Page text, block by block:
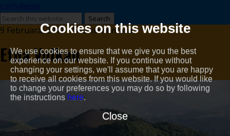
Cookies on this website
We use cookies to ensure that we give you the best
experience on our website. If you continue without
changing your settings, we'll assume that you are happy
to receive all cookies from this website. If you would like
to change your preferences you may do so by following
the instructions here.
Close
easttothesun
9 Februara, 2017 • 14 0 komentara
Etna Vulkan